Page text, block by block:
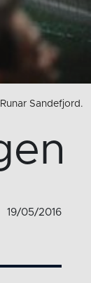
Sandefjord.
19/05/2016